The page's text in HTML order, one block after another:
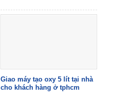
Giao máy tạo oxy 5 lít tại nhà
cho khách hàng ở tphcm